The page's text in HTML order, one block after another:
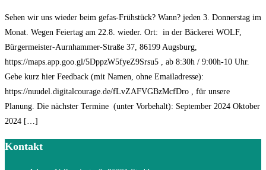
Sehen wir uns wieder beim gefas-Frühstück? Wann? jeden 3. Donnerstag im
Monat. Wegen Feiertag am 22.8. wieder. Ort: in der Bäckerei WOLF,
Bürgermeister-Aurnhammer-Straße 37, 86199 Augsburg,
https://maps.app.goo.gl/5DppzW5fyeZ9Srsu5 , ab 8:30h / 9:00h-10 Uhr.
Gebe kurz hier Feedback (mit Namen, ohne Emailadresse):
https://nuudel.digitalcourage.de/fLvZAFVGBzMcfDro , für unsere
Planung. Die nächster Termine (unter Vorbehalt): September 2024 Oktober
2024 […]
Kontakt